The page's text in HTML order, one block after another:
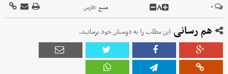
۰ A منبع :فارس
هم رسانی این مطلب را به دوستان خود برسانید.